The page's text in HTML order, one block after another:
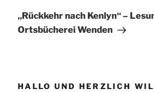
Beitrag
„Rückkehr nach Kenlyn“ –
Ortsbücherei Wenden
HALLO UND HERZLICH